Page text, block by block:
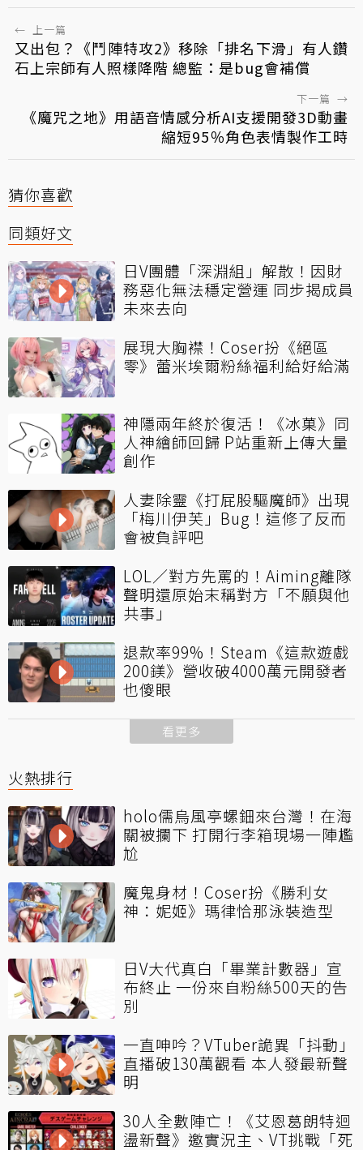
← 上一篇
又出包？《鬥陣特攻2》移除「排名下滑」有人鑽
石上宗師有人照樣降階 總監：是bug會補償
下一篇 →
《魔咒之地》用語音情感分析AI支援開發3D動畫
縮短95％角色表情製作工時
猜你喜歡
同類好文
日V團體「深淵組」解散！因財
務惡化無法穩定營運 同步揭成員
未來去向
展現大胸襟！Coser扮《絕區
零》蕾米埃爾粉絲福利給好給滿
神隱兩年終於復活！《冰菓》同
人神繪師回歸 P站重新上傳大量
創作
人妻除靈《打屁股驅魔師》出現
「梅川伊芙」Bug！這修了反而
會被負評吧
LOL／對方先罵的！Aiming離隊
聲明還原始末稱對方「不願與他
共事」
退款率99%！Steam《這款遊戲
200鎂》營收破4000萬元開發者
也傻眼
看更多
火熱排行
holo儒烏風亭螺鈿來台灣！在海
關被攔下 打開行李箱現場一陣尷
尬
魔鬼身材！Coser扮《勝利女
神：妮姬》瑪律恰那泳裝造型
日V大代真白「畢業計數器」宣
布終止 一份來自粉絲500天的告
別
一直呻吟？VTuber詭異「抖動」
直播破130萬觀看 本人發最新聲
明
30人全數陣亡！《艾恩葛朗特迴
盪新聲》邀實況主、VT挑戰「死